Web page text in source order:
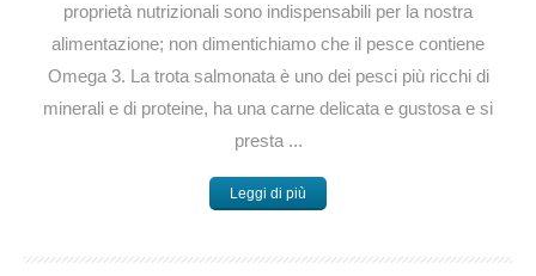
proprietà nutrizionali sono indispensabili per la nostra
alimentazione; non dimentichiamo che il pesce contiene
Omega 3. La trota salmonata è uno dei pesci più ricchi di
minerali e di proteine, ha una carne delicata e gustosa e si
presta ...
Leggi di più